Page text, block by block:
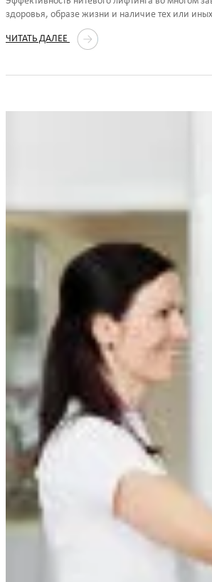
здоровья, образе жизни и наличие тех или
ЧИТАТЬ ДАЛЕЕ